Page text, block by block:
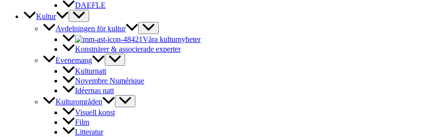
DAEFLE
Kultur
Avdelningen för kultur
Våra kulturnyheter
Konstnärer & associerade experter
Evenemang
Kulturnatt
Novembre Numérique
Idéernas natt
Kulturområden
Visuell konst
Film
Litteratur